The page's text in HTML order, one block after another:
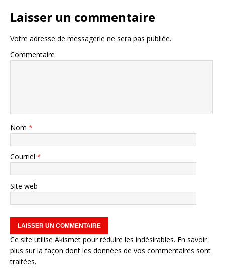
Laisser un commentaire
Votre adresse de messagerie ne sera pas publiée.
Commentaire
Nom *
Courriel *
Site web
Ce site utilise Akismet pour réduire les indésirables. En savoir
plus sur la façon dont les données de vos commentaires sont
traitées.